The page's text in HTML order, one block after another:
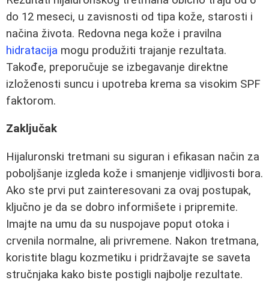
do 12 meseci, u zavisnosti od tipa kože, starosti i
načina života. Redovna nega kože i pravilna
hidratacija mogu produžiti trajanje rezultata.
Takođe, preporučuje se izbegavanje direktne
izloženosti suncu i upotreba krema sa visokim SPF
faktorom.
Zaključak
Hijaluronski tretmani su siguran i efikasan način za
poboljšanje izgleda kože i smanjenje vidljivosti bora.
Ako ste prvi put zainteresovani za ovaj postupak,
ključno je da se dobro informišete i pripremite.
Imajte na umu da su nuspojave poput otoka i
crvenila normalne, ali privremene. Nakon tretmana,
koristite blagu kozmetiku i pridržavajte se saveta
stručnjaka kako biste postigli najbolje rezultate.